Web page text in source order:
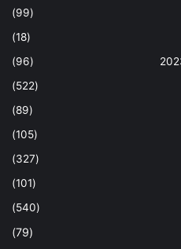
(99)
(18)
(96)
(522)
(89)
(105)
(327)
(101)
(540)
(79)